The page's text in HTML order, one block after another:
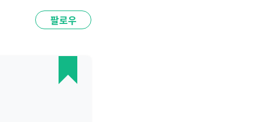
팔로우